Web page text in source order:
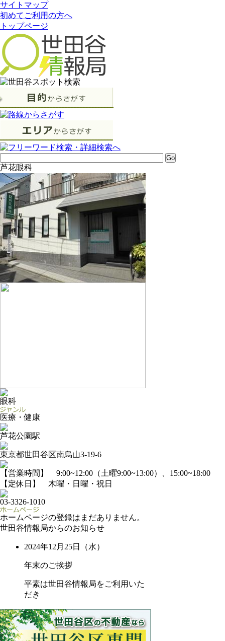
サイトマップ
初めてご利用の方へ
トップページ
芦花眼科
眼科
医療・健康
芦花公園駅
東京都世田谷区南烏山3-19-6
【営業時間】 9:00~12:00（土曜9:00~13:00）、15:00~18:00
【定休日】 木曜・日曜・祝日
03-3326-1010
ホームページの登録はまだありません。
世田谷情報局からのお知らせ